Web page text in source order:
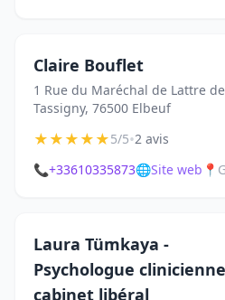
Claire Bouflet
1 Rue du Maréchal de Lattre de
Tassigny, 76500 Elbeuf
★★★★★5/5•2 avis
📞+33610335873🌐Site web 📍
Laura Tümkaya -
Psychologue clinicienne
cabinet libéral